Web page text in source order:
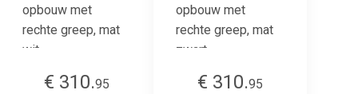
€ 310.95
€ 310.95